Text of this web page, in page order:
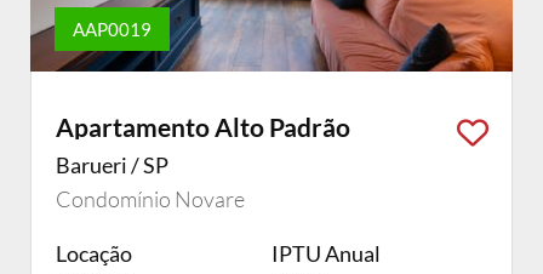
AAP0019
Apartamento Alto Padrão
Barueri / SP
Condomínio Novare
Locação IPTU Anual